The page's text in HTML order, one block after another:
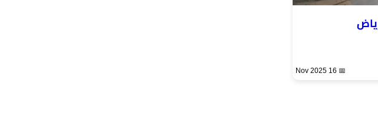
📅 16 Nov 2025